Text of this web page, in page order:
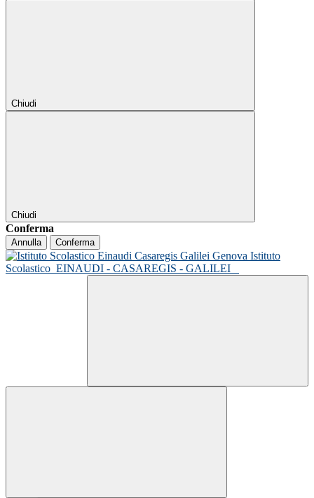
Chiudi
Chiudi
Conferma
Annulla Conferma
Istituto
Scolastico EINAUDI - CASAREGIS - GALILEI